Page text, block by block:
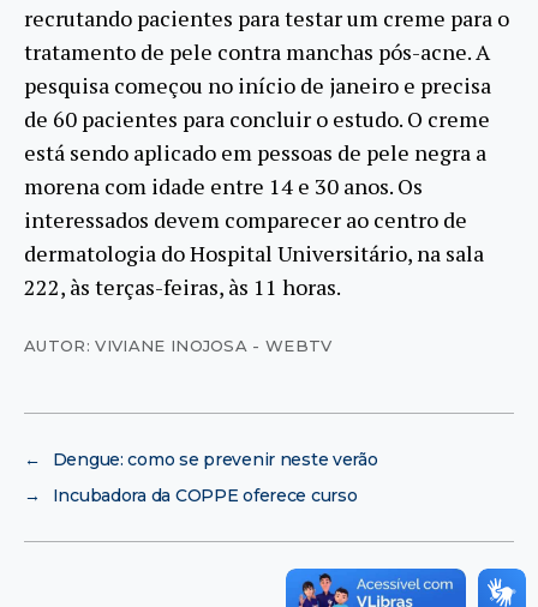
recrutando pacientes para testar um creme para o
tratamento de pele contra manchas pós-acne. A
pesquisa começou no início de janeiro e precisa
de 60 pacientes para concluir o estudo. O creme
está sendo aplicado em pessoas de pele negra a
morena com idade entre 14 e 30 anos. Os
interessados devem comparecer ao centro de
dermatologia do Hospital Universitário, na sala
222, às terças-feiras, às 11 horas.
AUTOR: VIVIANE INOJOSA - WEBTV
←
Dengue: como se prevenir neste verão
→
Incubadora da COPPE oferece curso